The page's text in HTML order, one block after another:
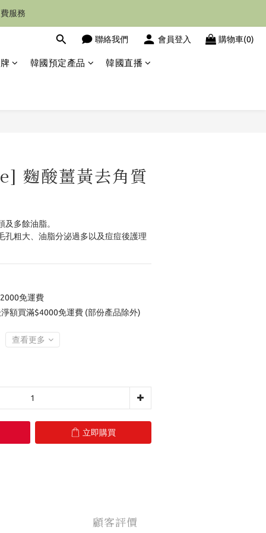
服務
聯絡我們 會員登入 購物車(0)
韓國預定產品 韓國直播
麴酸薑黃去角質
多餘油脂。
孔粗大、油脂分泌過多以及痘痘後護理
免運費
額買滿$4000免運費 (部份產品除外)
查看更多
立即購買
顧客評價